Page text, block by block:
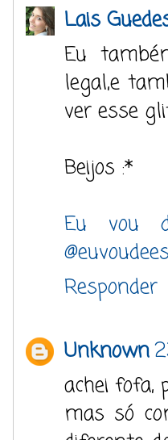
Lais
Eu
legal,e
ver esse
Beijos :*
Eu vou
Responder
Unknown
achei fofa,
mas só